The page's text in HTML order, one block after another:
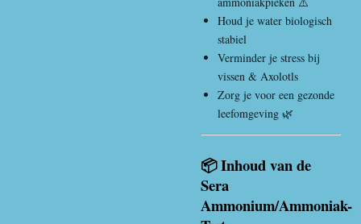
Houd je water biologisch
stabiel
Verminder je stress bij
vissen & Axolotls
Zorg je voor een gezonde
leefomgeving 🌿
📦 Inhoud van de
Sera
Ammonium/Ammoniak-